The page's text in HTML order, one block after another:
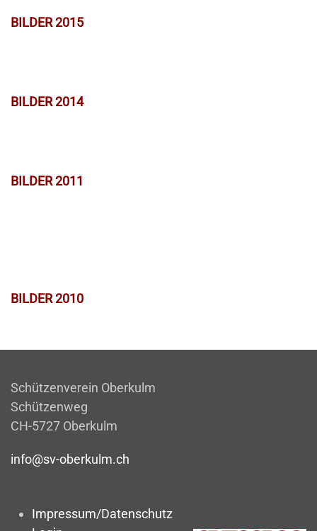
BILDER 2015
BILDER 2014
BILDER 2011
BILDER 2010
Schützenverein Oberkulm
Schützenweg
CH-5727 Oberkulm
info@sv-oberkulm.ch
Impressum/Datenschutz